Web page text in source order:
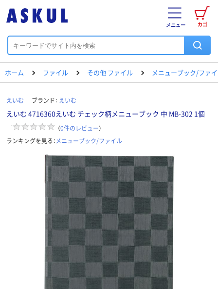
カゴ
メニュー
ホーム ファイル その他 ファイル メニューブック/ファ
えいむ ブランド： えいむ
えいむ 4716360えいむ チェック柄メニューブック 中 MB-302 1個
（0件のレビュー）
ランキングを見る：メニューブック/ファイル